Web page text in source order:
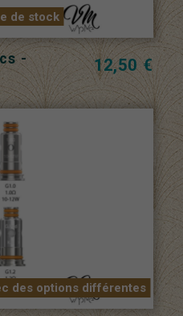
de stock
-
12,50 €
des options différentes